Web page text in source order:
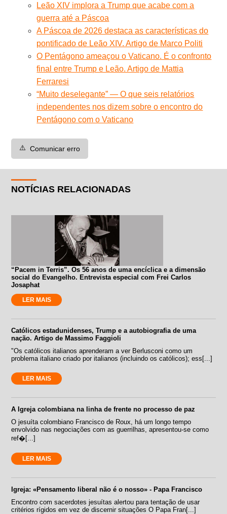
Leão XIV implora a Trump que acabe com a
guerra até a Páscoa
A Páscoa de 2026 destaca as características do
pontificado de Leão XIV. Artigo de Marco Politi
O Pentágono ameaçou o Vaticano. É o confronto
final entre Trump e Leão. Artigo de Mattia
Ferraresi
“Muito deselegante” — O que seis relatórios
independentes nos dizem sobre o encontro do
Pentágono com o Vaticano
⚠️ Comunicar erro
NOTÍCIAS RELACIONADAS
“Pacem in Terris”. Os 56 anos de uma encíclica e a dimensão
social do Evangelho. Entrevista especial com Frei Carlos
Josaphat
LER MAIS
Católicos estadunidenses, Trump e a autobiografia de uma
nação. Artigo de Massimo Faggioli
"Os católicos italianos aprenderam a ver Berlusconi como um
problema italiano criado por italianos (incluindo os católicos); ess[...]
LER MAIS
A Igreja colombiana na linha de frente no processo de paz
O jesuíta colombiano Francisco de Roux, há um longo tempo
envolvido nas negociações com as guerrilhas, apresentou-se como
ref�[...]
LER MAIS
Igreja: «Pensamento liberal não é o nosso» - Papa Francisco
Encontro com sacerdotes jesuítas alertou para tentação de usar
critérios rígidos em vez de discernir situações O Papa Fran[...]